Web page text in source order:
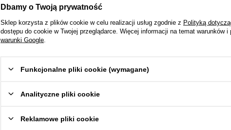
Mokra Suszona mix smaków z wołowiną z
z łososiem
z jagnięciną z dziczyzną z
Dbamy o Twoją prywatność
Sklep korzysta z plików cookie w celu realizacji usług zgodnie z Polityką
dostępu do cookie w Twojej przeglądarce. Więcej informacji na temat warunków
warunki Google
Funkcjonalne pliki cookie (wymagane)
Analityczne pliki cookie
Reklamowe pliki cookie